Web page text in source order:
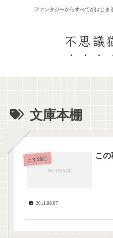
ファンタジーからすべてがはじま
不思議
文庫本棚
日常雑記 こ
2011.08.07